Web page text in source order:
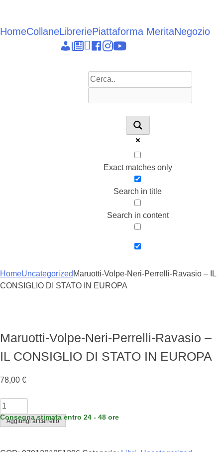
contenuto
HomeCollaneLibreriePiattaforma MeritaNegozio
Epieikeia
Dettagli
News
Linkedin
facebook
instagram
youtube
Exact matches only
Search in title
Search in content
HomeUncategorized Maruotti-Volpe-Neri-Perrelli-Ravasio – IL
CONSIGLIO DI STATO IN EUROPA
Maruotti-Volpe-Neri-Perrelli-Ravasio –
IL CONSIGLIO DI STATO IN EUROPA
78,00 €
Maruotti-
Volpe-
Neri-
Aggiungi al carrello
Consegna stimata entro 24 - 48 ore